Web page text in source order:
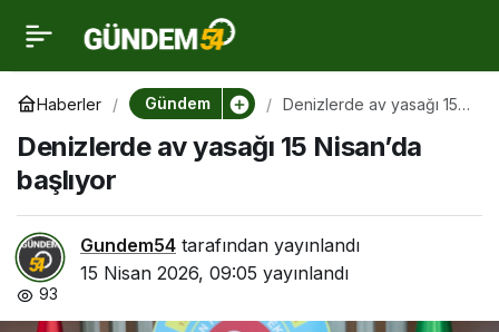
Haberler Gündem
Denizlerde av yasağı 15
Denizlerde av yasağı 15 Nisan’da
başlıyor
Gundem54 tarafından yayınlandı
15 Nisan 2026, 09:05 yayınlandı
93
Denizlerde av yasağı 15
Nisan’da başlıyor